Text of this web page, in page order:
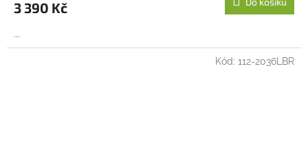
A
3 390 Kč
...
Kód: 112-2036LBR